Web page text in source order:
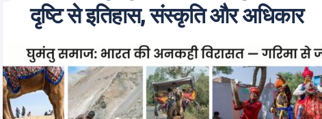
दृष्टि से इतिहास, संस्कृति और अधिकार